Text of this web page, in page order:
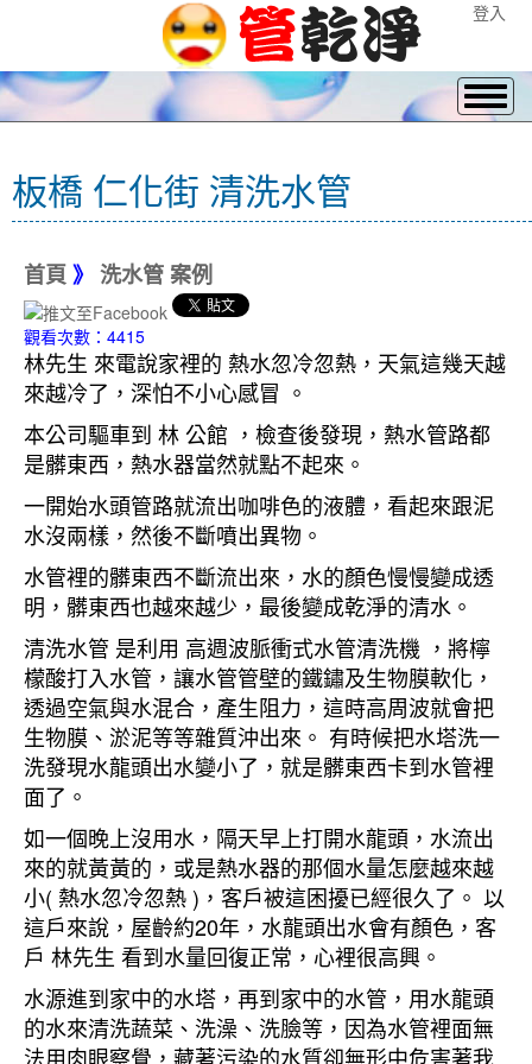
登入
板橋 仁化街 清洗水管
首頁 》 洗水管 案例
觀看次數：4415
林先生 來電說家裡的 熱水忽冷忽熱，天氣這幾天越
來越冷了，深怕不小心感冒 。
本公司驅車到 林 公館 ，檢查後發現，熱水管路都
是髒東西，熱水器當然就點不起來。
一開始水頭管路就流出咖啡色的液體，看起來跟泥
水沒兩樣，然後不斷噴出異物。
水管裡的髒東西不斷流出來，水的顏色慢慢變成透
明，髒東西也越來越少，最後變成乾淨的清水。
清洗水管 是利用 高週波脈衝式水管清洗機 ，將檸
檬酸打入水管，讓水管管壁的鐵鏽及生物膜軟化，
透過空氣與水混合，產生阻力，這時高周波就會把
生物膜、淤泥等等雜質沖出來。 有時候把水塔洗一
洗發現水龍頭出水變小了，就是髒東西卡到水管裡
面了。
如一個晚上沒用水，隔天早上打開水龍頭，水流出
來的就黃黃的，或是熱水器的那個水量怎麼越來越
小( 熱水忽冷忽熱 )，客戶被這困擾已經很久了。 以
這戶來說，屋齡約20年，水龍頭出水會有顏色，客
戶 林先生 看到水量回復正常，心裡很高興。
水源進到家中的水塔，再到家中的水管，用水龍頭
的水來清洗蔬菜、洗澡、洗臉等，因為水管裡面無
法用肉眼察覺，藏著污染的水質卻無形中危害著我